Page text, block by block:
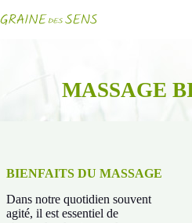
au
MASSAGE
BIENFAITS DU MASSAGE
Dans notre quotidien souvent
agité, il est essentiel de